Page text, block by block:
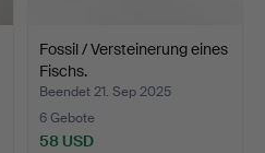
Fossil / Versteinerung eines
Fischs.
Beendet 21. Sep 2025
6 Gebote
58 USD